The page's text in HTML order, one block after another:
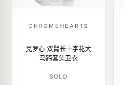
CHROMEHEARTS
克罗心 双臂长十字花大
马蹄套头卫衣
SOLD